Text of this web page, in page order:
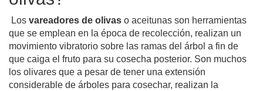
Los vareadores de olivas o aceitunas son herramientas
que se emplean en la época de recolección, realizan un
movimiento vibratorio sobre las ramas del árbol a fin de
que caiga el fruto para su cosecha posterior. Son muchos
los olivares que a pesar de tener una extensión
considerable de árboles para cosechar, realizan la